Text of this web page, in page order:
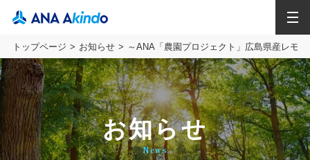
トップページ お知らせ ～ANA「農園プロジェクト」広島県産レモ
お知らせ
News